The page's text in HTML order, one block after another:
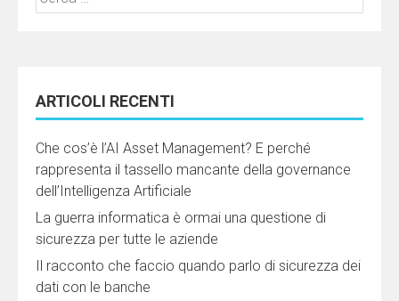
per:
ARTICOLI RECENTI
Che cos’è l’AI Asset Management? E perché
rappresenta il tassello mancante della governance
dell’Intelligenza Artificiale
La guerra informatica è ormai una questione di
sicurezza per tutte le aziende
Il racconto che faccio quando parlo di sicurezza dei
dati con le banche